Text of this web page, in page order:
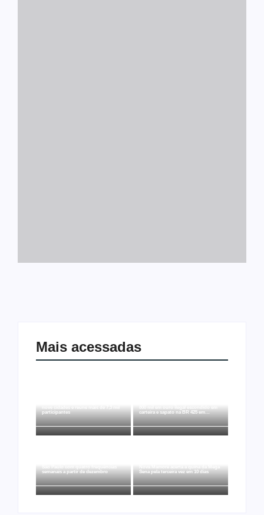
Mais acessadas
nove cidades e reúne mais de 7,3 mil
participantes
800 mil em ouro ilegal escondido em
carteira e sapato na BR 425 em…
São Paulo com quatro frequências
semanais a partir de dezembro
Sena pela terceira vez em 10 dias